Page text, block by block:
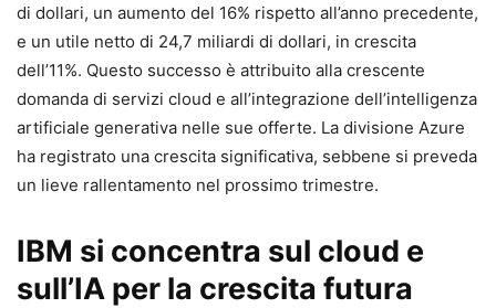
di dollari, un aumento del 16% rispetto all’anno precedente,
e un utile netto di 24,7 miliardi di dollari, in crescita
dell’11%. Questo successo è attribuito alla crescente
domanda di servizi cloud e all’integrazione dell’intelligenza
artificiale generativa nelle sue offerte. La divisione Azure
ha registrato una crescita significativa, sebbene si preveda
un lieve rallentamento nel prossimo trimestre.
IBM si concentra sul cloud e
sull’IA per la crescita futura